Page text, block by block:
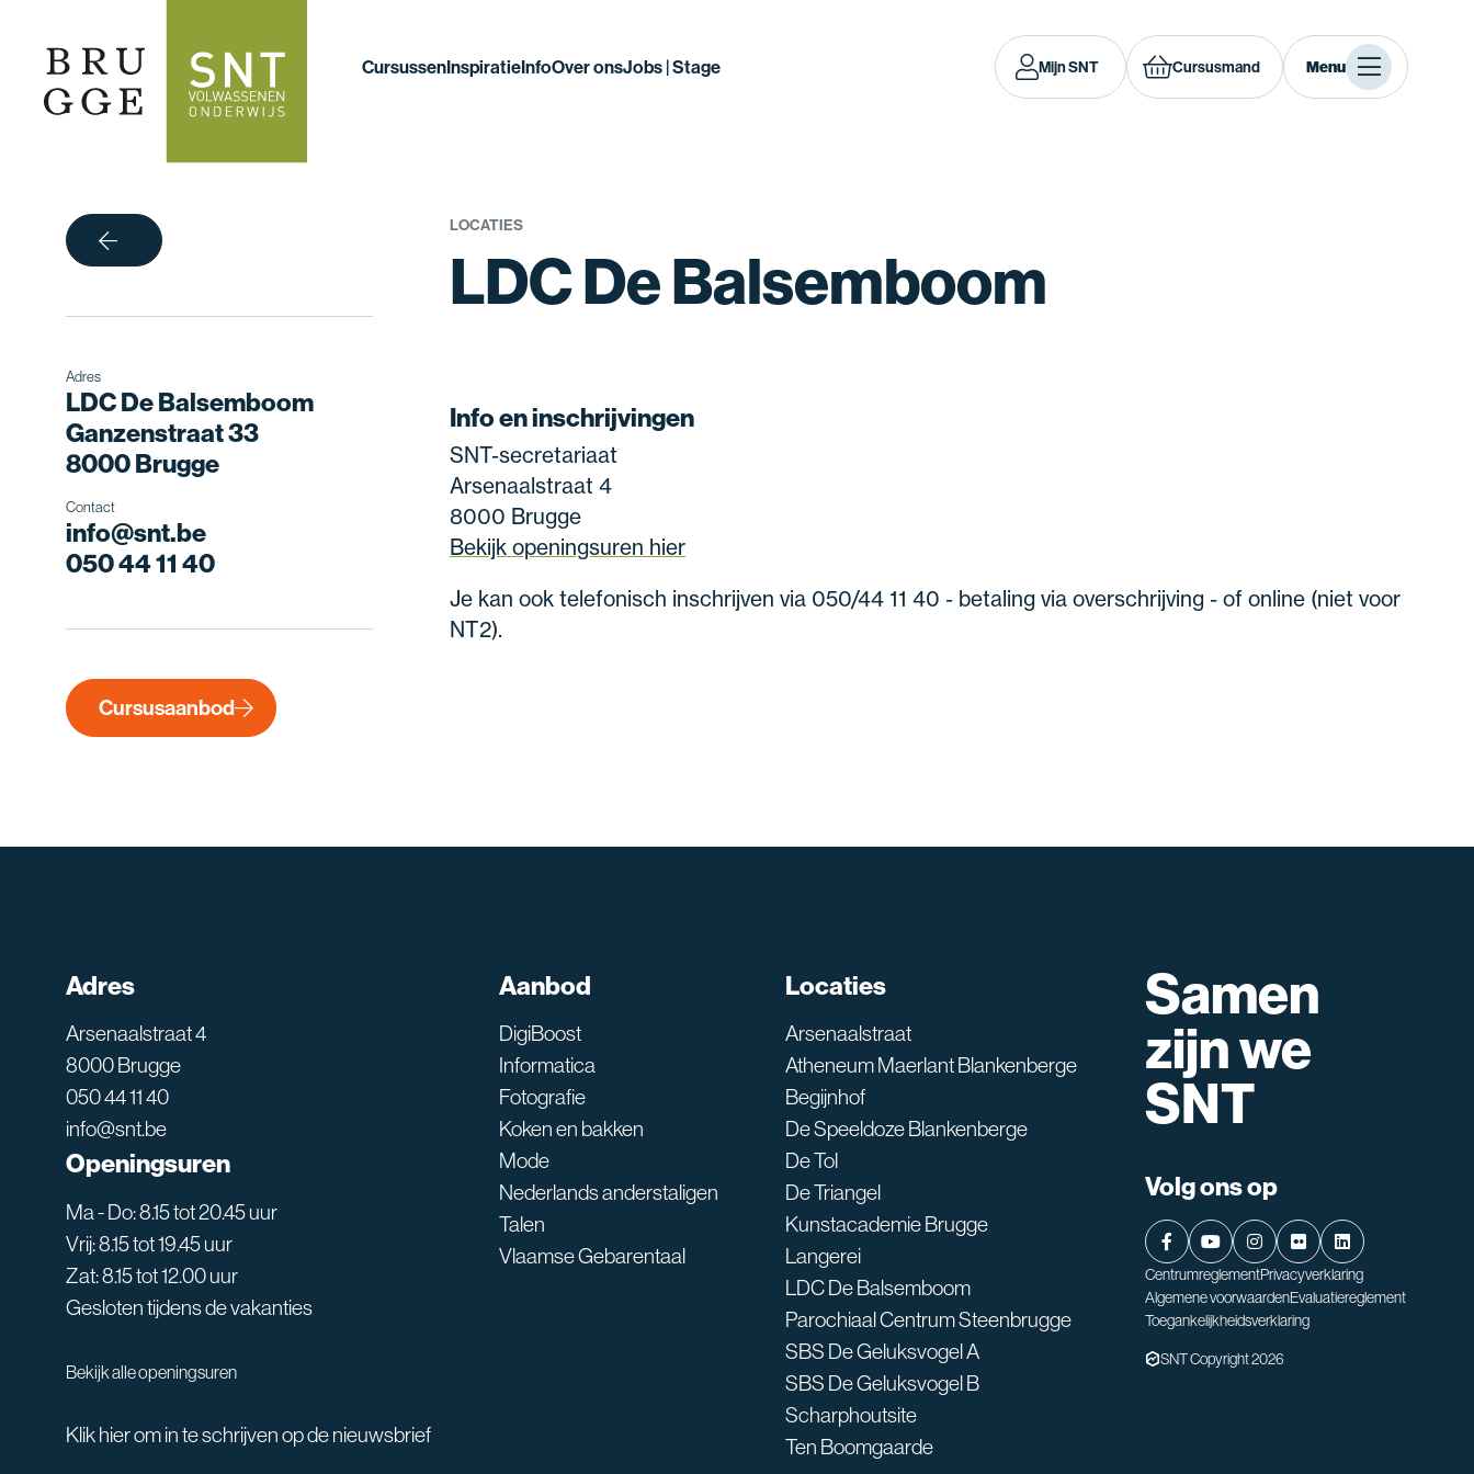
CursussenInspiratieInfoOver onsJobs | Stage Mijn SNT Cursusmand Menu
terug
Adres
LDC De Balsemboom
Ganzenstraat 33
8000 Brugge
Contact
info@snt.be
050 44 11 40
Cursusaanbod
LOCATIES
LDC De Balsemboom
Info en inschrijvingen
SNT-secretariaat
Arsenaalstraat 4
8000 Brugge
Bekijk openingsuren hier
Je kan ook telefonisch inschrijven via 050/44 11 40 - betaling via overschrijving - of online (niet voor
NT2).
Adres
Arsenaalstraat 4
8000 Brugge
050 44 11 40
info@snt.be
Openingsuren
Ma - Do: 8.15 tot 20.45 uur
Vrij: 8.15 tot 19.45 uur
Zat: 8.15 tot 12.00 uur
Gesloten tijdens de vakanties
Bekijk alle openingsuren
Klik hier om in te schrijven op de nieuwsbrief
Aanbod
DigiBoost
Informatica
Fotografie
Koken en bakken
Mode
Nederlands anderstaligen
Talen
Vlaamse Gebarentaal
Locaties
Arsenaalstraat
Atheneum Maerlant Blankenberge
Begijnhof
De Speeldoze Blankenberge
De Tol
De Triangel
Kunstacademie Brugge
Langerei
LDC De Balsemboom
Parochiaal Centrum Steenbrugge
SBS De Geluksvogel A
SBS De Geluksvogel B
Scharphoutsite
Ten Boomgaarde
Samen
zijn we
SNT
Volg ons op
CentrumreglementPrivacyverklaring
Algemene voorwaardenEvaluatiereglement
Toegankelijkheidsverklaring
SNT Copyright 2026
SNT assistent